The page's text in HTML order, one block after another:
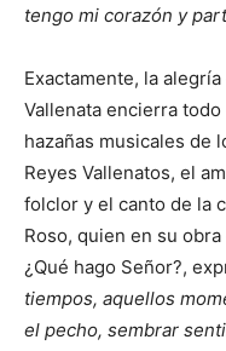
tengo mi corazón y
Exactamente, la
Vallenata encierra
hazañas musicales de
Reyes Vallenatos, el
folclor y el canto de la
Roso, quien en su
¿Qué hago Señor?,
tiempos, aquellos
el pecho, sembrar